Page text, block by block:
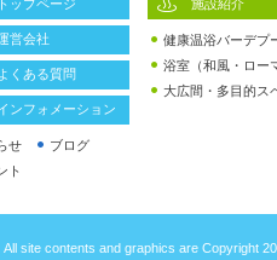
トップページ
営会社
よくある質問
ンフォメーション
せ
ブログ
ト
施設紹介
健康温浴バーデプ
浴室（和風・ロー
大広間・多目的ス
All site contents and graphics are Copyright